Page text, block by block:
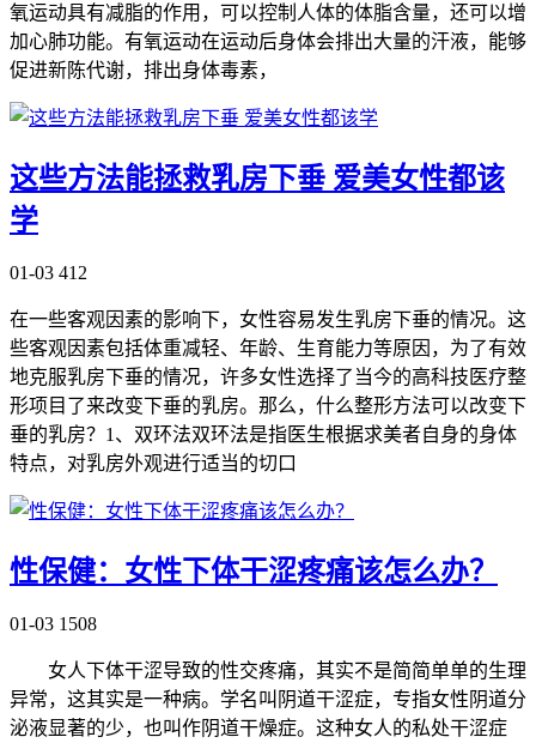
氧运动具有减脂的作用，可以控制人体的体脂含量，还可以增
加心肺功能。有氧运动在运动后身体会排出大量的汗液，能够
促进新陈代谢，排出身体毒素，
这些方法能拯救乳房下垂 爱美女性都该
学
01-03 412
在一些客观因素的影响下，女性容易发生乳房下垂的情况。这
些客观因素包括体重减轻、年龄、生育能力等原因，为了有效
地克服乳房下垂的情况，许多女性选择了当今的高科技医疗整
形项目了来改变下垂的乳房。那么，什么整形方法可以改变下
垂的乳房？1、双环法双环法是指医生根据求美者自身的身体
特点，对乳房外观进行适当的切口
性保健：女性下体干涩疼痛该怎么办？
01-03 1508
女人下体干涩导致的性交疼痛，其实不是简简单单的生理
异常，这其实是一种病。学名叫阴道干涩症，专指女性阴道分
泌液显著的少，也叫作阴道干燥症。这种女人的私处干涩症